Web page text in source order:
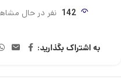
142 نفر در حال
به اشتراک بگذارید: